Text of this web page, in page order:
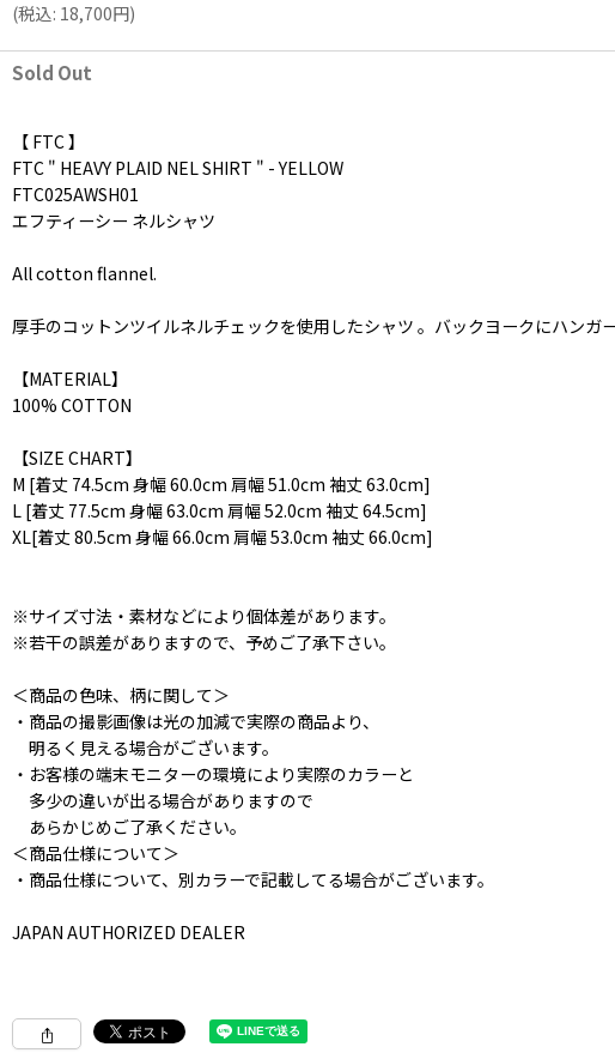
(税込: 18,700円)
Sold Out
【 FTC 】
FTC " HEAVY PLAID NEL SHIRT " - YELLOW
FTC025AWSH01
エフティーシー ネルシャツ
All cotton flannel.
厚手のコットンツイルネルチェックを使用したシャツ 。バックヨークにハンガ
【MATERIAL】
100% COTTON
【SIZE CHART】
M [着丈 74.5cm 身幅 60.0cm 肩幅 51.0cm 袖丈 63.0cm]
L [着丈 77.5cm 身幅 63.0cm 肩幅 52.0cm 袖丈 64.5cm]
XL[着丈 80.5cm 身幅 66.0cm 肩幅 53.0cm 袖丈 66.0cm]
※サイズ寸法・素材などにより個体差があります。
※若干の誤差がありますので、予めご了承下さい。
＜商品の色味、柄に関して＞
・商品の撮影画像は光の加減で実際の商品より、
明るく見える場合がございます。
・お客様の端末モニターの環境により実際のカラーと
多少の違いが出る場合がありますので
あらかじめご了承ください。
＜商品仕様について＞
・商品仕様について、別カラーで記載してる場合がございます。
JAPAN AUTHORIZED DEALER